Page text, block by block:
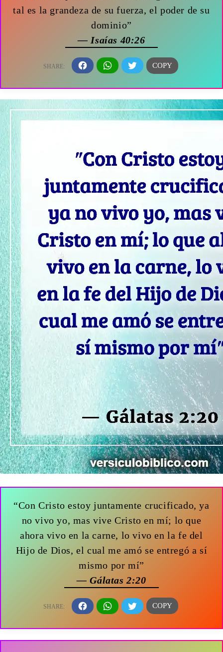
tal es la grandeza de su fuerza, el poder de su
dominio”
— Isaías 40:26
“Con Cristo estoy juntamente crucificado, ya
no vivo yo, mas vive Cristo en mí; lo que
ahora vivo en la carne, lo vivo en la fe del
Hijo de Dios, el cual me amó se entregó a sí
mismo por mí”
— Gálatas 2:20